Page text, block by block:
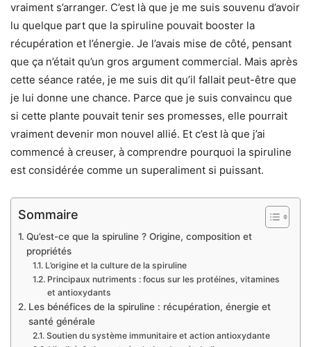
vraiment s’arranger. C’est là que je me suis souvenu d’avoir
lu quelque part que la spiruline pouvait booster la
récupération et l’énergie. Je l’avais mise de côté, pensant
que ça n’était qu’un gros argument commercial. Mais après
cette séance ratée, je me suis dit qu’il fallait peut-être que
je lui donne une chance. Parce que je suis convaincu que
si cette plante pouvait tenir ses promesses, elle pourrait
vraiment devenir mon nouvel allié. Et c’est là que j’ai
commencé à creuser, à comprendre pourquoi la spiruline
est considérée comme un superaliment si puissant.
Sommaire
Qu’est-ce que la spiruline ? Origine, composition et
propriétés
L’origine et la culture de la spiruline
Principaux nutriments : focus sur les protéines, vitamines
et antioxydants
Les bénéfices de la spiruline : récupération, énergie et
santé générale
Soutien du système immunitaire et action antioxydante